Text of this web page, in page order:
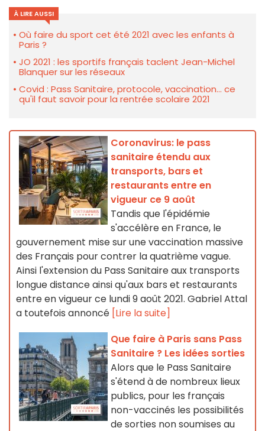
À LIRE AUSSI
Où faire du sport cet été 2021 avec les enfants à
Paris ?
JO 2021 : les sportifs français taclent Jean-Michel
Blanquer sur les réseaux
Covid : Pass Sanitaire, protocole, vaccination... ce
qu'il faut savoir pour la rentrée scolaire 2021
Coronavirus: le pass
sanitaire étendu aux
transports, bars et
restaurants entre en
vigueur ce 9 août
Tandis que l'épidémie
s'accélère en France, le
gouvernement mise sur une vaccination massive
des Français pour contrer la quatrième vague.
Ainsi l'extension du Pass Sanitaire aux transports
longue distance ainsi qu'aux bars et restaurants
entre en vigueur ce lundi 9 août 2021. Gabriel Attal
a toutefois annoncé [Lire la suite]
Que faire à Paris sans Pass
Sanitaire ? Les idées sorties
Alors que le Pass Sanitaire
s'étend à de nombreux lieux
publics, pour les français
non-vaccinés les possibilités
de sorties non soumises au